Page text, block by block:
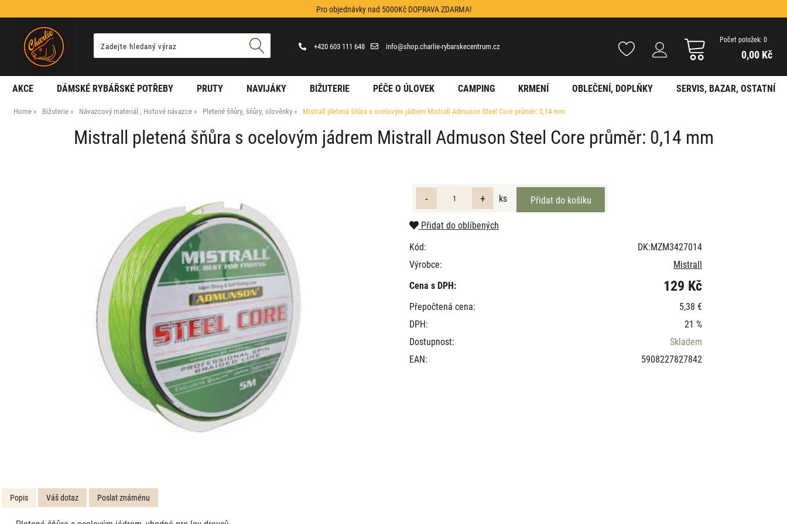
Pro objednávky nad 5000Kč DOPRAVA ZDARMA!
+420 603 111 648 info@shop.charlie-rybarskecentrum.cz
Počet položek: 0
0,00 Kč
AKCE DÁMSKÉ RYBÁŘSKÉ POTŘEBY PRUTY NAVIJÁKY BIŽUTERIE PÉČE O ÚLOVEK CAMPING KRMENÍ OBLEČENÍ, DOPLŇKY SERVIS, BAZAR, OSTATNÍ
Home Bižuterie Návazcový materiál , Hotové návazce Pletené šňůry, šňůry, olověnky Mistrall pletená šňůra s ocelovým jádrem Mistrall Admuson Steel Core průměr: 0,14 mm
Mistrall pletená šňůra s ocelovým jádrem Mistrall Admuson Steel Core průměr: 0,14 mm
ks
Přidat do oblíbených
Kód:
DK:MZM3427014
Výrobce:
Mistrall
Cena s DPH:
129 Kč
Přepočtená cena:
5,38 €
DPH:
21 %
Dostupnost:
Skladem
EAN:
5908227827842
Popis Váš dotaz Poslat známénu